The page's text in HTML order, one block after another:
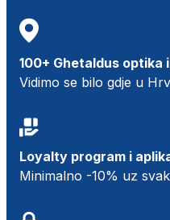
100+ Ghetaldus optika
Vidimo se bilo gdje u
Loyalty program i
Minimalno -10% uz